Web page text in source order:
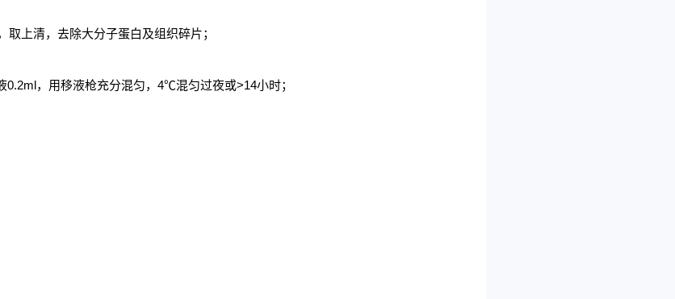
取上清，去除大分子蛋白及组织碎片；
0.2ml，用移液枪充分混匀， 4℃混匀过夜或>14小时；